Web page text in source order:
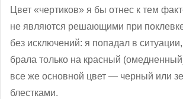
Цвет «чертиков» я бы отнес к тем
не являются решающими при
без исключений: я попадал в
брала только на красный
все же основной цвет — черный или
блестками.